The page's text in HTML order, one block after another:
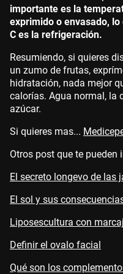
importante es la
exprimido o envasado,
C es la refrigeración.
Resumiendo, si quieres
un zumo de frutas,
hidratación, nada mejor
calorías. Agua normal, la
azúcar.
Si quieres mas...
Otros post que te pueden
El secreto longevo de las
El sol y sus
Liposescultura con
Definir el ovalo facial
Qué son los